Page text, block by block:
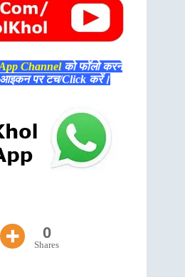
Channelको फॉलो करने
आइकन पर टच/Click करें।
0
Shares